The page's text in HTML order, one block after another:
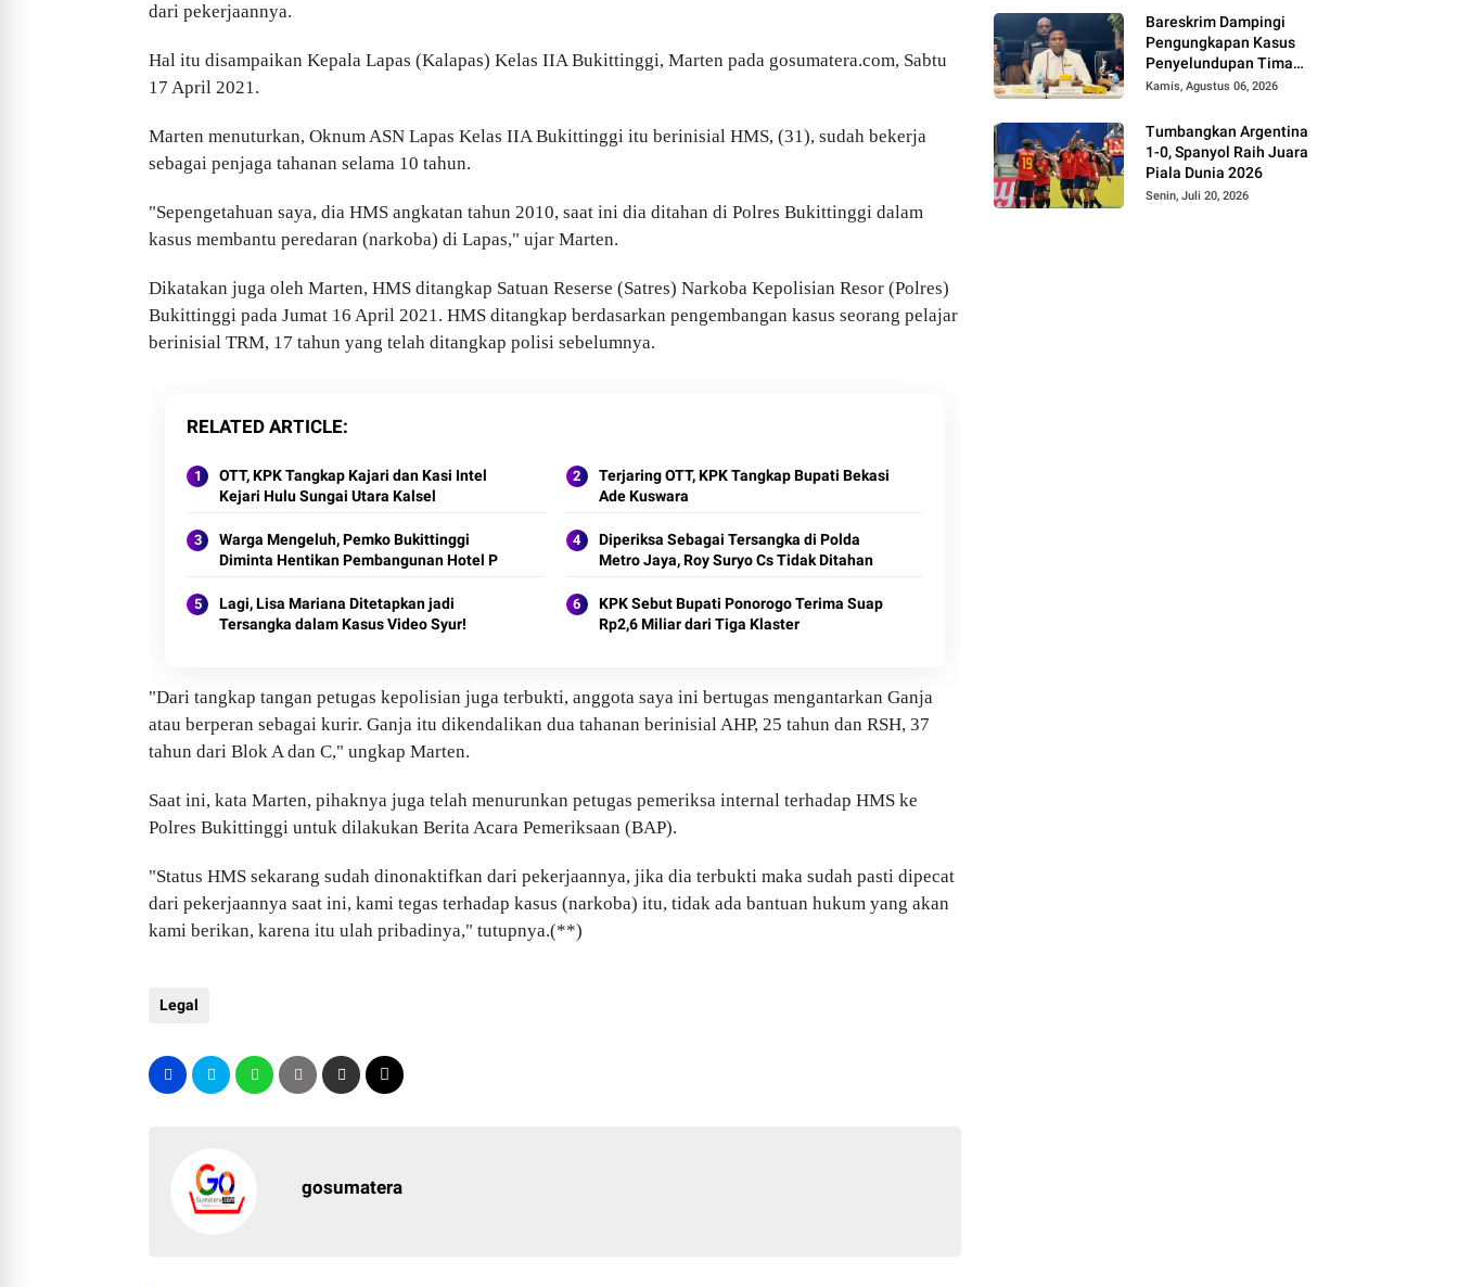
dari pekerjaannya.
Hal itu disampaikan Kepala Lapas (Kalapas) Kelas IIA Bukittinggi, Marten pada gosumatera.com, Sabtu
17 April 2021.
Marten menuturkan, Oknum ASN Lapas Kelas IIA Bukittinggi itu berinisial HMS, (31), sudah bekerja
sebagai penjaga tahanan selama 10 tahun.
"Sepengetahuan saya, dia HMS angkatan tahun 2010, saat ini dia ditahan di Polres Bukittinggi dalam
kasus membantu peredaran (narkoba) di Lapas," ujar Marten.
Dikatakan juga oleh Marten, HMS ditangkap Satuan Reserse (Satres) Narkoba Kepolisian Resor (Polres)
Bukittinggi pada Jumat 16 April 2021. HMS ditangkap berdasarkan pengembangan kasus seorang pelajar
berinisial TRM, 17 tahun yang telah ditangkap polisi sebelumnya.
RELATED ARTICLE
OTT, KPK Tangkap Kajari dan Kasi Intel
Kejari Hulu Sungai Utara Kalsel
Terjaring OTT, KPK Tangkap Bupati Bekasi
Ade Kuswara
Warga Mengeluh, Pemko Bukittinggi
Diminta Hentikan Pembangunan Hotel P
Diperiksa Sebagai Tersangka di Polda
Metro Jaya, Roy Suryo Cs Tidak Ditahan
Lagi, Lisa Mariana Ditetapkan jadi
Tersangka dalam Kasus Video Syur!
KPK Sebut Bupati Ponorogo Terima Suap
Rp2,6 Miliar dari Tiga Klaster
"Dari tangkap tangan petugas kepolisian juga terbukti, anggota saya ini bertugas mengantarkan Ganja
atau berperan sebagai kurir. Ganja itu dikendalikan dua tahanan berinisial AHP, 25 tahun dan RSH, 37
tahun dari Blok A dan C," ungkap Marten.
Saat ini, kata Marten, pihaknya juga telah menurunkan petugas pemeriksa internal terhadap HMS ke
Polres Bukittinggi untuk dilakukan Berita Acara Pemeriksaan (BAP).
"Status HMS sekarang sudah dinonaktifkan dari pekerjaannya, jika dia terbukti maka sudah pasti dipecat
dari pekerjaannya saat ini, kami tegas terhadap kasus (narkoba) itu, tidak ada bantuan hukum yang akan
kami berikan, karena itu ulah pribadinya," tutupnya.(**)
Legal
gosumatera
Bareskrim Dampingi
Pengungkapan Kasus
Penyelundupan Timah
dari Babel ke Malaysia
Kamis, Agustus 06, 2026
Tumbangkan Argentina
1-0, Spanyol Raih Juara
Piala Dunia 2026
Senin, Juli 20, 2026